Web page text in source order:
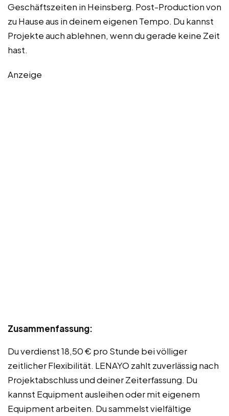
Geschäftszeiten in Heinsberg. Post-Production von
zu Hause aus in deinem eigenen Tempo. Du kannst
Projekte auch ablehnen, wenn du gerade keine Zeit
hast.
Anzeige
Zusammenfassung:
Du verdienst 18,50 € pro Stunde bei völliger
zeitlicher Flexibilität. LENAYO zahlt zuverlässig nach
Projektabschluss und deiner Zeiterfassung. Du
kannst Equipment ausleihen oder mit eigenem
Equipment arbeiten. Du sammelst vielfältige